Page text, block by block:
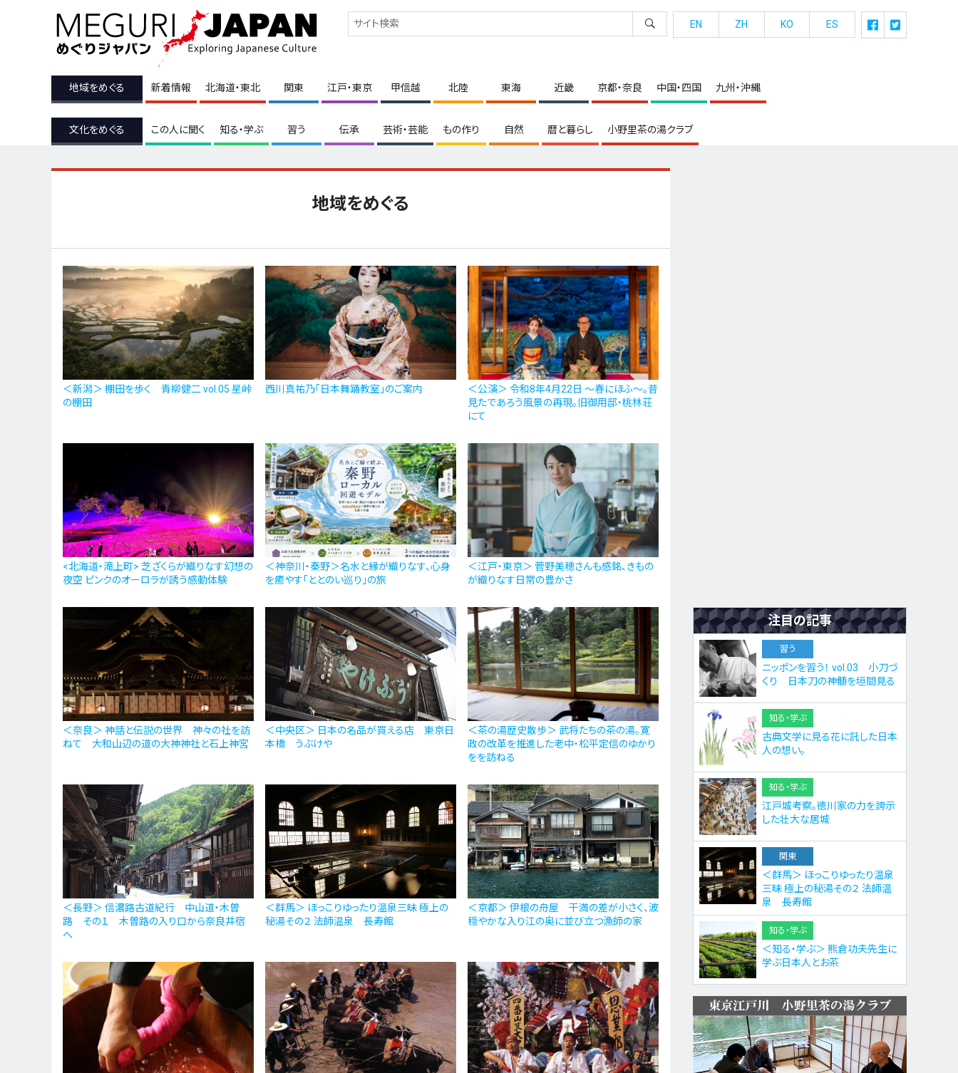
地域をめぐる 新着情報 北海道・東北 関東 江戸・東京 甲信越 北陸 東海 近畿 京都・奈良 中国・四国 九州・沖縄
文化をめぐる この人に聞く 知る・学ぶ 習う 伝承 芸術・芸能 もの作り 自然 暦と暮らし 小野里茶の湯クラブ
EN ZH KO ES
地域をめぐる
＜新潟＞ 棚田を歩く 青柳健二 vol.05 星峠
の棚田
西川真祐乃「日本舞踊教室」のご案内
＜公演＞ 令和8年4月22日 〜春にほふ〜。昔
見たであろう風景の再現。旧御用邸・桃林荘
にて
<北海道・滝上町> 芝ざくらが織りなす幻想の
夜空 ピンクのオーロラが誘う感動体験
＜神奈川・秦野＞名水と縁が織りなす、心身
を癒やす「ととのい巡り」の旅
＜江戸・東京＞ 菅野美穂さんも感銘、きもの
が織りなす日常の豊かさ
＜奈良＞ 神話と伝説の世界 神々の社を訪
ねて 大和山辺の道の大神神社と石上神宮
＜中央区＞ 日本の名品が買える店 東京日
本橋 うぶけや
＜茶の湯歴史散歩＞ 武将たちの茶の湯。寛
政の改革を推進した老中・松平定信のゆかり
をを訪ねる
＜長野＞ 信濃路古道紀行 中山道・木曽
路 その１ 木曽路の入り口から奈良井宿
へ
＜群馬＞ ほっこりゆったり温泉三昧 極上の
秘湯その２ 法師温泉 長寿館
＜京都＞ 伊根の舟屋 干満の差が小さく、波
穏やかな入り江の奥に並び立つ漁師の家
注目の記事
習う
ニッポンを習う！ vol.03 小刀づ
くり 日本刀の神髄を垣間見る
知る・学ぶ
古典文学に見る花に託した日本
人の想い。
知る・学ぶ
江戸城考察。徳川家の力を誇示
した壮大な居城
関東
＜群馬＞ ほっこりゆったり温泉
三昧 極上の秘湯その２ 法師温
泉 長寿館
知る・学ぶ
＜知る・学ぶ＞ 熊倉功夫先生に
学ぶ日本人とお茶